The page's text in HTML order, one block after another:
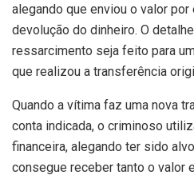
alegando que enviou o valor
devolução do dinheiro. O
ressarcimento seja feito para
que realizou a transferência
Quando a vítima faz uma nova
conta indicada, o criminoso
financeira, alegando ter sido
consegue receber tanto o valor